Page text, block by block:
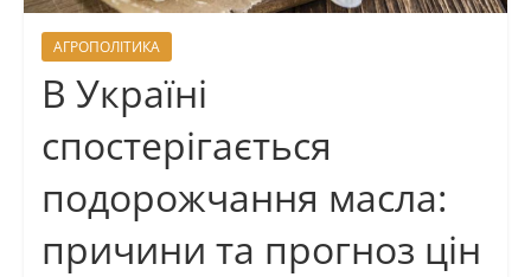
АГРОПОЛІТИКА
В Україні
спостерігається
подорожчання масла:
причини та прогноз цін